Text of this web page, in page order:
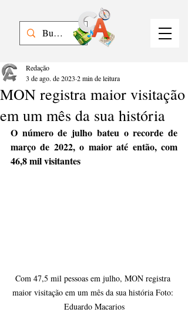
MON registra maior visitação
em um mês da sua história
Redação
3 de ago. de 2023 2 min de leitura
O número de julho bateu o recorde de
março de 2022, o maior até então, com
46,8 mil visitantes
Com 47,5 mil pessoas em julho, MON registra
maior visitação em um mês da sua história Foto:
Eduardo Macarios